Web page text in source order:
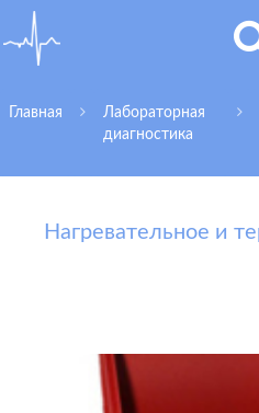
Главная
Лабораторная
диагностика